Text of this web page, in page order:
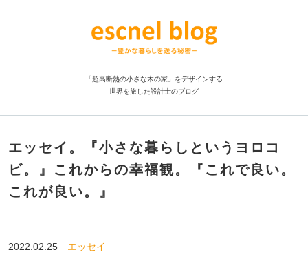
「超高断熱の小さな木の家」をデザインする
世界を旅した設計士のブログ
エッセイ。『小さな暮らしというヨロコ
ビ。』これからの幸福観。『これで良い。
これが良い。』
2022.02.25 エッセイ